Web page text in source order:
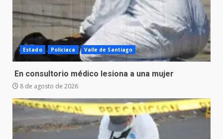
Estado Policiaca Valle de Santiago
En consultorio médico lesiona a una mujer
8 de agosto de 2026